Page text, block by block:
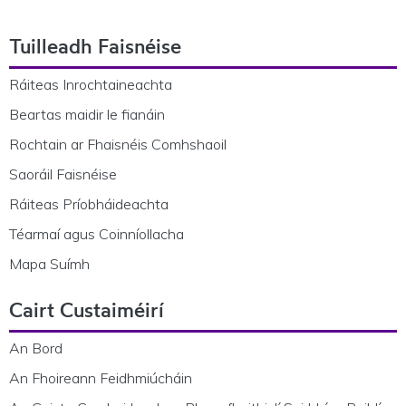
Tuilleadh Faisnéise
Ráiteas Inrochtaineachta
Beartas maidir le fianáin
Rochtain ar Fhaisnéis Comhshaoil
Saoráil Faisnéise
Ráiteas Príobháideachta
Téarmaí agus Coinníollacha
Mapa Suímh
Cairt Custaiméirí
An Bord
An Fhoireann Feidhmiúcháin